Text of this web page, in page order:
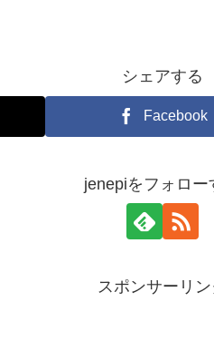
シェアする
Facebook
jenepiをフォロー
スポンサーリン